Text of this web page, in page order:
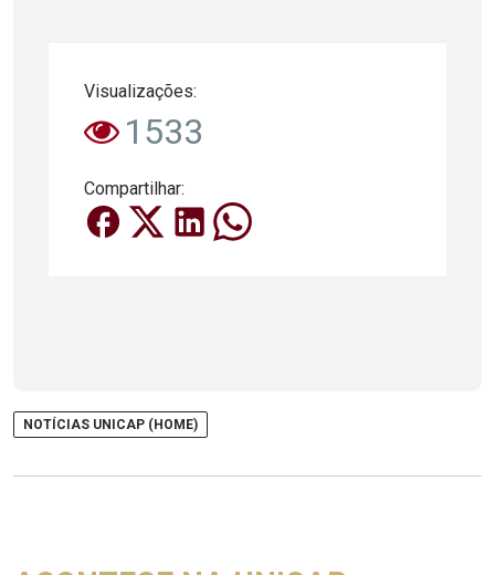
Visualizações:
1533
Compartilhar:
NOTÍCIAS UNICAP (HOME)